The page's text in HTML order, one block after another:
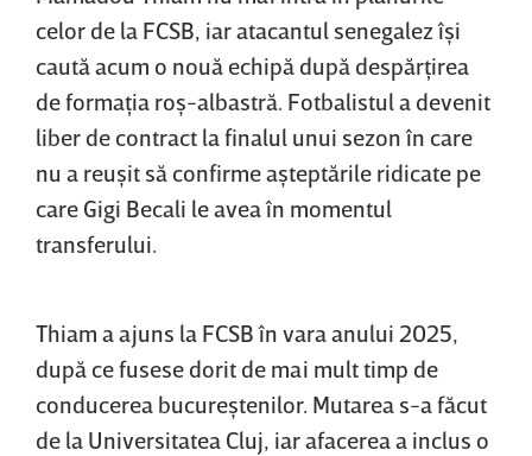
celor de la FCSB, iar atacantul senegalez îşi
caută acum o nouă echipă după despărţirea
de formaţia roş-albastră. Fotbalistul a devenit
liber de contract la finalul unui sezon în care
nu a reuşit să confirme aşteptările ridicate pe
care Gigi Becali le avea în momentul
transferului.
Thiam a ajuns la FCSB în vara anului 2025,
după ce fusese dorit de mai mult timp de
conducerea bucureştenilor. Mutarea s-a făcut
de la Universitatea Cluj, iar afacerea a inclus o